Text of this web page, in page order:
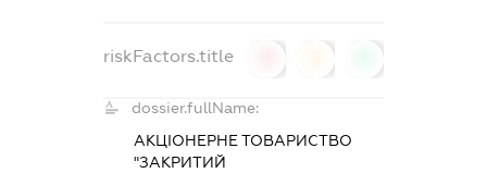
riskFactors.title
dossier.fullName:
АКЦІОНЕРНЕ ТОВАРИСТВО
"ЗАКРИТИЙ